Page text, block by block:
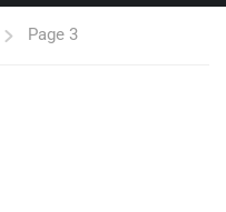
Page 3